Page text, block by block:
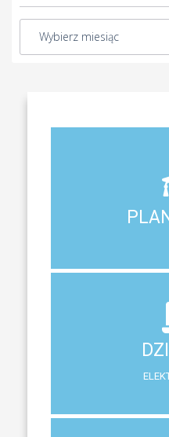
System zewnętrzny